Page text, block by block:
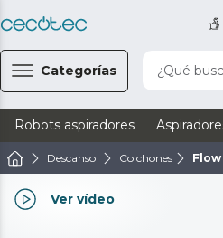
Categorías ¿Qué
Robots aspiradores
Descanso Colchones
Ver vídeo